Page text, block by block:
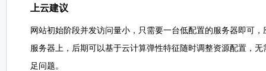
上云建议
网站初始阶段并发访问量小，只需要一台低配置的服务器即可
服务器上，后期可以基于云计算弹性特征随时调整资源配置，
足问题。